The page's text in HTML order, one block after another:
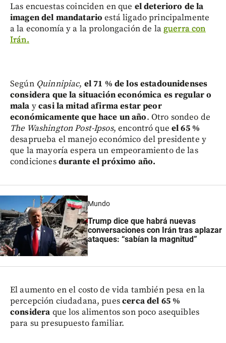
Las encuestas coinciden en que el deterioro de la
imagen del mandatarioestá ligado principalmente
a la economía y a la prolongación de la guerra con
Irán.
Según Quinnipiac, el 71 % de los estadounidenses
considera que la situación económica es regular o
mala ycasi la mitad afirma estar peor
económicamente que hace un año. Otro sondeo de
The Washington Post-Ipsos, encontró que el 65 %
desaprueba el manejo económico del presidente y
que la mayoría espera un empeoramiento de las
condicionesdurante el próximo año.
Mundo
Trump dice que habrá nuevas
conversaciones con Irán tras aplazar
ataques: “sabían la magnitud”
El aumento en el costo de vida también pesa en la
percepción ciudadana, puescerca del 65 %
considera que los alimentos son poco asequibles
para su presupuesto familiar.